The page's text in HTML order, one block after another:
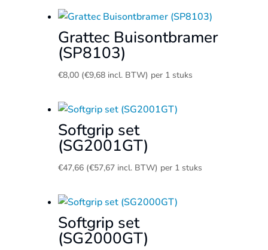
Grattec Buisontbramer
(SP8103)
€8,00 (€9,68incl. BTW) per 1 stuks
Softgrip set
(SG2001GT)
€47,66 (€57,67incl. BTW) per 1 stuks
Softgrip set
(SG2000GT)